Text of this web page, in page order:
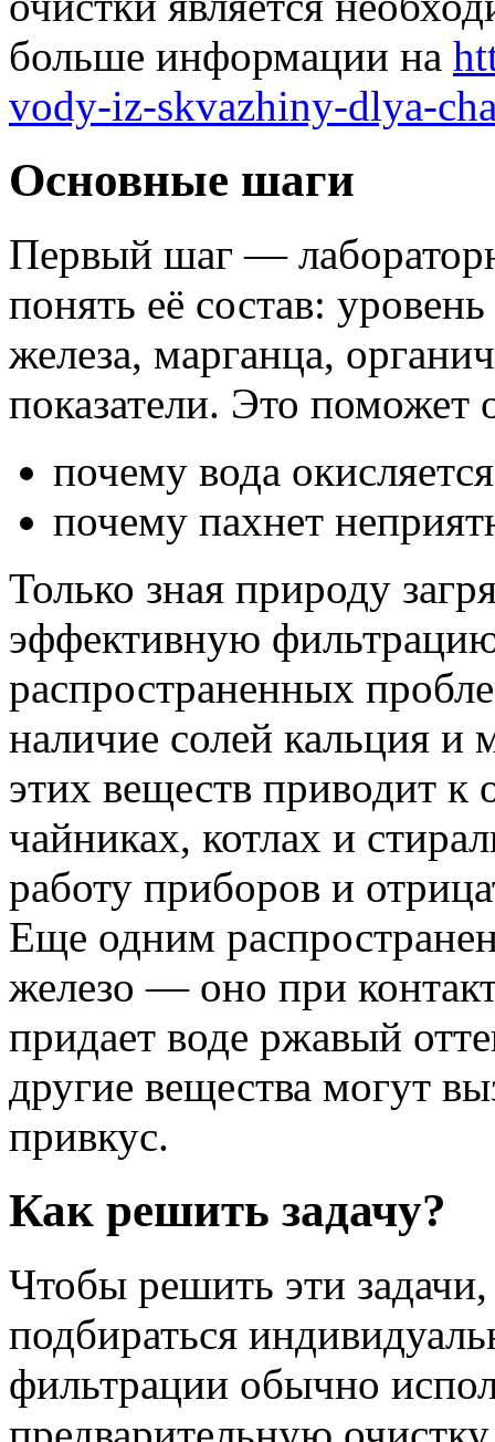
больше информации на
vody-iz-skvazhiny-dlya-
Основные шаги
Первый шаг —
понять её состав:
железа, марганца,
показатели. Это
почему вода
почему пахнет
Только зная природу
эффективную
распространенных
наличие солей кальция и
этих веществ приводит к
чайниках, котлах и
работу приборов и
Еще одним
железо — оно при
придает воде ржавый
другие вещества могут
привкус.
Как решить задачу?
Чтобы решить эти
подбираться
фильтрации обычно